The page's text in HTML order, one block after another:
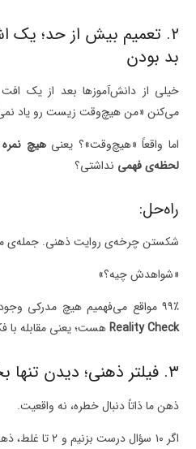
۲. تعمیم بیش از حد؛ یک
بد بودن
خیلی از دانش‌آموزها بعد از یک
می‌کنن «من هیچ‌وقت زیست رو یاد
اما واقعاً «هیچ‌وقت»؟ یعنیهیچ
لحظه‌ی فهمی نداشتی؟
راه‌حل:
شکستن چرخه‌ی روایت ذهنی. جمله‌ی
«شواهدش چیه؟»
۹۹٪ مواقع می‌فهمیم هیچ مدرکی وجود نداره. این تمرین همون تکنیک
Reality Checkهست؛ یعنی مقابله با
۳. فیلتر ذهنی؛ دیدن تنها بخش منفی ماجرا
ذهن ما ذاتاً دنبال خطره، نه واقعیت.
اگر ۱۰ سؤال